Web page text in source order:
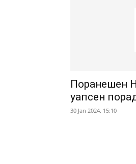
Поранешен
уапсен
30 Jan 2024. 15:10